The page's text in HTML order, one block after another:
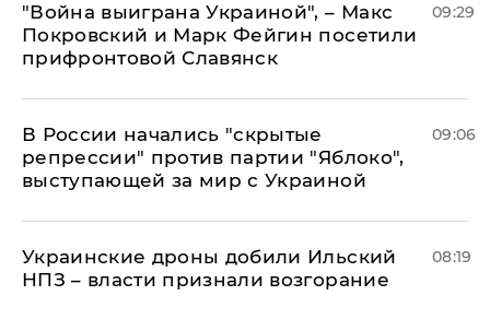
"Война выиграна Украиной", – Макс
Покровский и Марк Фейгин посетили
прифронтовой Славянск
09:29
В России начались "скрытые
репрессии" против партии "Яблоко",
выступающей за мир с Украиной
09:06
Украинские дроны добили Ильский
НПЗ – власти признали возгорание
08:19